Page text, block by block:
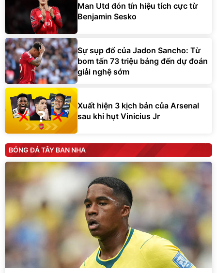
Man Utd đón tín hiệu tích cực từ
Benjamin Sesko
Sự sụp đổ của Jadon Sancho: Từ
bom tấn 73 triệu bảng đến dự đoán
giải nghệ sớm
Xuất hiện 3 kịch bản của Arsenal
sau khi hụt Vinicius Jr
BÓNG ĐÁ TÂY BAN NHA